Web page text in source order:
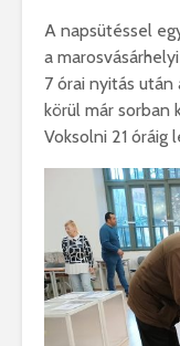
A napsütéssel
a
7 órai nyitás
körül már
Voksolni 21 óráig